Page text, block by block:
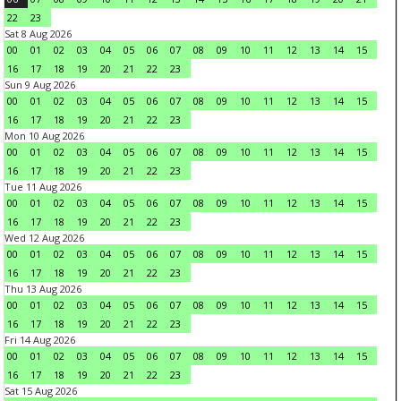
22
23
Sat 8 Aug 2026
00
01 02 03 04 05 06 07 08 09 10 11 12 13 14
15
16
17 18 19 20 21 22
23
Sun 9 Aug 2026
00
01 02 03 04 05 06 07 08 09 10 11 12 13 14
15
16
17 18 19 20 21 22
23
Mon 10 Aug 2026
00
01 02 03 04 05 06 07 08 09 10 11 12 13 14
15
16
17 18 19 20 21 22
23
Tue 11 Aug 2026
00
01 02 03 04 05 06 07 08 09 10 11 12 13 14
15
16
17 18 19 20 21 22
23
Wed 12 Aug 2026
00
01 02 03 04 05 06 07 08 09 10 11 12 13 14
15
16
17 18 19 20 21 22
23
Thu 13 Aug 2026
00
01 02 03 04 05 06 07 08 09 10 11 12 13 14
15
16
17 18 19 20 21 22
23
Fri 14 Aug 2026
00
01 02 03 04 05 06 07 08 09 10 11 12 13 14
15
16
17 18 19 20 21 22
23
Sat 15 Aug 2026